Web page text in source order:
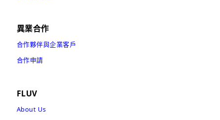
異業合作
合作夥伴與企業客戶
合作申請
FLUV
About Us